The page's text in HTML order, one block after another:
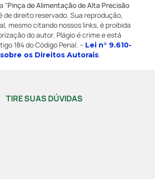
"Pinça de Alimentação de Alta Precisão
de direito reservado. Sua reprodução,
mesmo citando nossos links, é proibida
do autor. Plágio é crime e está
184 do Código Penal. – Lei n° 9.610-
os Direitos Autorais.
TIRE SUAS DÚVIDAS